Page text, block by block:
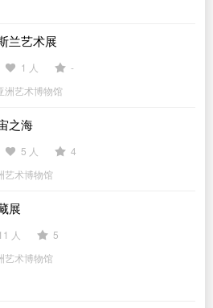
兰艺术展
1 人
-
洲艺术博物馆
之海
5 人
4
艺术博物馆
展
人
5
艺术博物馆